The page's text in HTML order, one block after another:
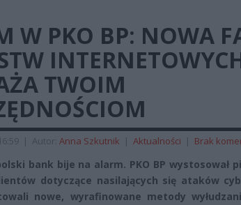
W PKO BP: NOWA
TWOIM
| Autor: Anna Szkutnik | Aktualności | Brak
bank bije na alarm. PKO BP wystosował
dotyczące nasilających się ataków
nowe, wyrafinowane metody